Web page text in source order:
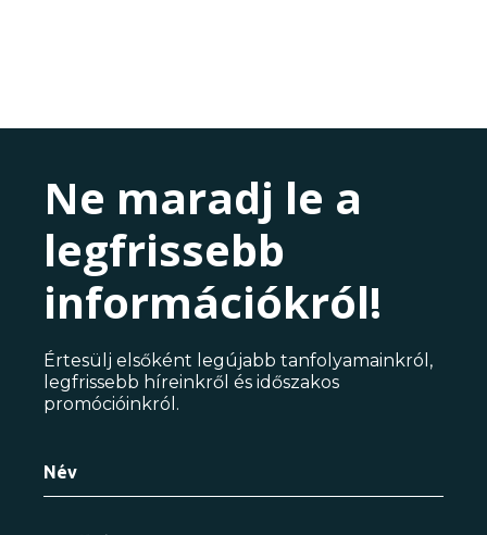
Ne maradj le a
legfrissebb
információkról!
Értesülj elsőként legújabb tanfolyamainkról,
legfrissebb híreinkről és időszakos
promócióinkról.